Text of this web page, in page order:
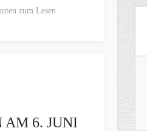
zum Lesen
AM 6. JUNI